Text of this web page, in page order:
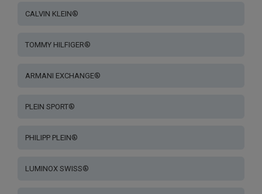
CALVIN KLEIN®
TOMMY HILFIGER®
ARMANI EXCHANGE®
PLEIN SPORT®
PHILIPP PLEIN®
LUMINOX SWISS®